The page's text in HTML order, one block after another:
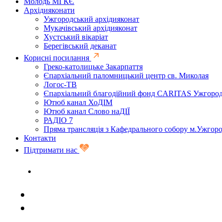
Архідияконати
Ужгородський архідияконат
Мукачівський архідияконат
Хустський вікаріат
Берегівський деканат
Корисні посилання
Греко-католицьке Закарпаття
Єпархіальний паломницький центр св. Миколая
Логос-ТВ
Єпархіальний благодійний фонд CARITAS
Ютюб канал ХоДІМ
Ютюб канал Слово наДІЇ
РАДІО 7
Пряма трансляція з Кафедрального собору
Контакти
Підтримати нас